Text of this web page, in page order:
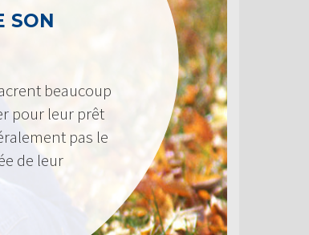
SON
beaucoup
pour leur prêt
pas le
de leur